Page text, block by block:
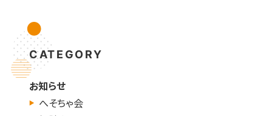
CATEGORY
お知らせ
へそちゃ会